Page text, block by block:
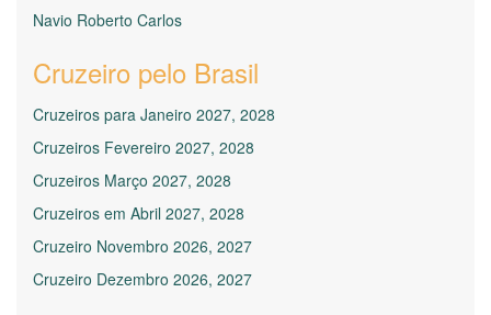
Navio Roberto Carlos
Cruzeiro pelo Brasil
Cruzeiros para Janeiro 2027, 2028
Cruzeiros Fevereiro 2027, 2028
Cruzeiros Março 2027, 2028
Cruzeiros em Abril 2027, 2028
Cruzeiro Novembro 2026, 2027
Cruzeiro Dezembro 2026, 2027